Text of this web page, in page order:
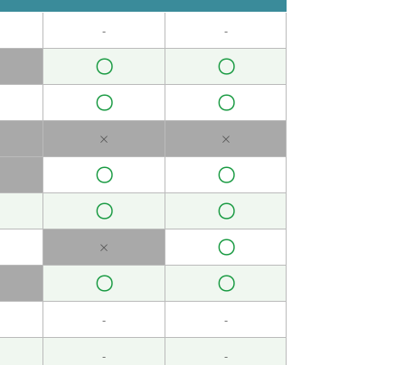
- -
〇 〇
〇 〇
× ×
〇 〇
〇 〇
× 〇
〇 〇
- -
- -